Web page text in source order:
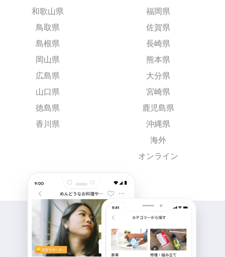
和歌山県
鳥取県
島根県
岡山県
広島県
山口県
徳島県
香川県
福岡県
佐賀県
長崎県
熊本県
大分県
宮崎県
鹿児島県
沖縄県
海外
オンライン